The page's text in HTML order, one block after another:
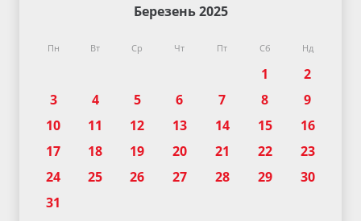
Березень 2025
Пн Вт Ср Чт Пт Сб Нд
1
2
3
4 5 6 7 8
9
10
11 12 13 14 15
16
17
18 19 20 21 22
23
24
25 26 27 28 29
30
31